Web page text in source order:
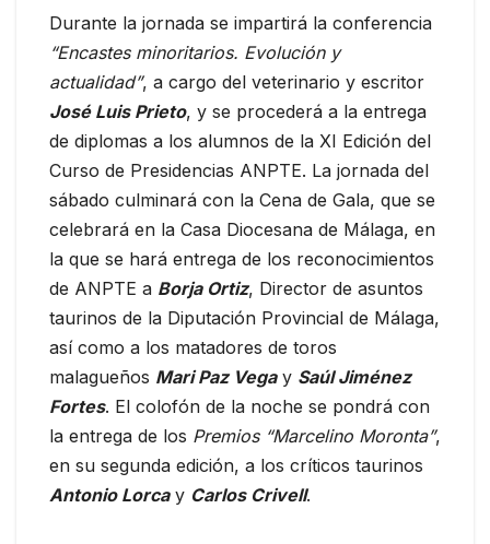
Durante la jornada se impartirá la conferencia
“Encastes minoritarios. Evolución y
actualidad”, a cargo del veterinario y escritor
José Luis Prieto, y se procederá a la entrega
de diplomas a los alumnos de la XI Edición del
Curso de Presidencias ANPTE. La jornada del
sábado culminará con la Cena de Gala, que se
celebrará en la Casa Diocesana de Málaga, en
la que se hará entrega de los reconocimientos
de ANPTE a Borja Ortiz, Director de asuntos
taurinos de la Diputación Provincial de Málaga,
así como a los matadores de toros
malagueños Mari Paz Vegay Saúl Jiménez
Fortes. El colofón de la noche se pondrá con
la entrega de los Premios “Marcelino Moronta”,
en su segunda edición, a los críticos taurinos
Antonio Lorcay Carlos Crivell.